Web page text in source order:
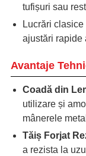
tufișuri sau
Lucrări
ajustări rapide
Avantaje
Coadă din
utilizare și
mânerele
Tăiș Forjat
a rezista la